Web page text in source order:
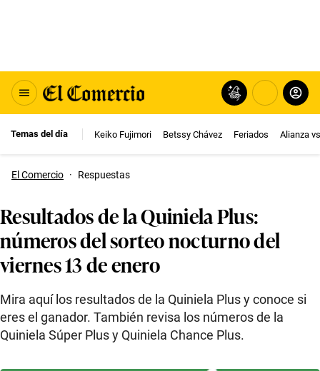
Temas del día Keiko Fujimori Betssy Chávez Feriados Alianza
El Comercio · Respuestas
Resultados de la Quiniela Plus:
números del sorteo nocturno del
viernes 13 de enero
Mira aquí los resultados de la Quiniela Plus y conoce si
eres el ganador. También revisa los números de la
Quiniela Súper Plus y Quiniela Chance Plus.